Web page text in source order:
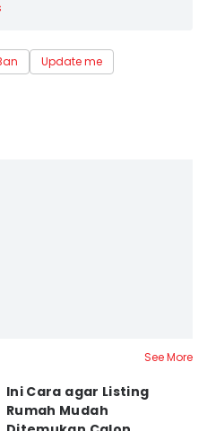
Update me
See More
Ini Cara agar Listing
Rumah Mudah